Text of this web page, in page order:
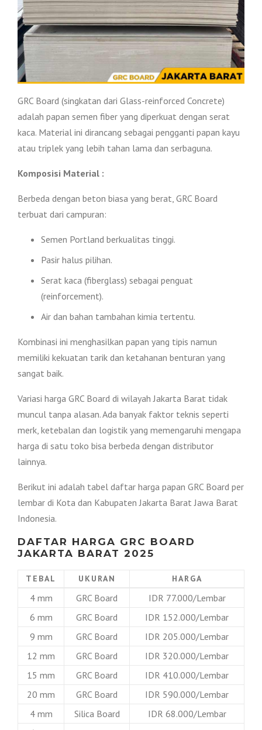
GRC Board (singkatan dari Glass-reinforced Concrete)
adalah papan semen fiber yang diperkuat dengan serat
kaca. Material ini dirancang sebagai pengganti papan kayu
atau triplek yang lebih tahan lama dan serbaguna.
Komposisi Material :
Berbeda dengan beton biasa yang berat, GRC Board
terbuat dari campuran:
Semen Portland berkualitas tinggi.
Pasir halus pilihan.
Serat kaca (fiberglass) sebagai penguat
(reinforcement).
Air dan bahan tambahan kimia tertentu.
Kombinasi ini menghasilkan papan yang tipis namun
memiliki kekuatan tarik dan ketahanan benturan yang
sangat baik.
Variasi harga GRC Board di wilayah Jakarta Barat tidak
muncul tanpa alasan. Ada banyak faktor teknis seperti
merk, ketebalan dan logistik yang memengaruhi mengapa
harga di satu toko bisa berbeda dengan distributor
lainnya.
Berikut ini adalah tabel daftar harga papan GRC Board per
lembar di Kota dan Kabupaten Jakarta Barat Jawa Barat
Indonesia.
DAFTAR HARGA GRC BOARD
JAKARTA BARAT 2025
TEBAL UKURAN HARGA
4 mm GRC Board
IDR 77.000/Lembar
6 mm
GRC Board
IDR 152.000/Lembar
9 mm
GRC Board
IDR 205.000/Lembar
12 mm
GRC Board
IDR 320.000/Lembar
15 mm
GRC Board
IDR 410.000/Lembar
20 mm
GRC Board
IDR 590.000/Lembar
4 mm
Silica Board
IDR 68.000/Lembar